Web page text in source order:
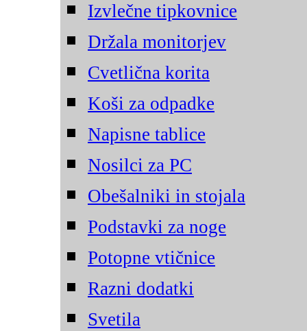
Izvlečne tipkovnice
Držala monitorjev
Cvetlična korita
Koši za odpadke
Napisne tablice
Nosilci za PC
Obešalniki in stojala
Podstavki za noge
Potopne vtičnice
Razni dodatki
Svetila